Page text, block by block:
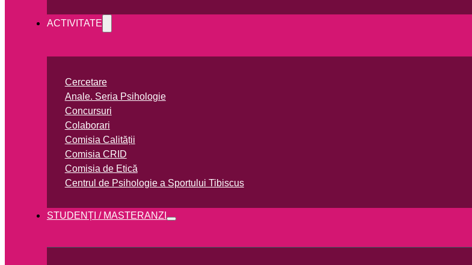
ACTIVITATE
Cercetare
Anale. Seria Psihologie
Concursuri
Colaborari
Comisia Calității
Comisia CRID
Comisia de Etică
Centrul de Psihologie a Sportului Tibiscus
STUDENȚI / MASTERANZI